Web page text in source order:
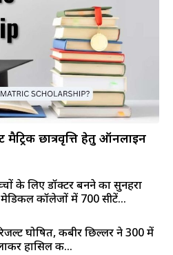
छात्रवृत्ति हेतु ऑनलाइन
के लिए डॉक्टर बनने का सुनहरा
कॉलेजों में 700 सीटें...
घोषित, कबीर छिल्लर ने 300 में
हासिल की...